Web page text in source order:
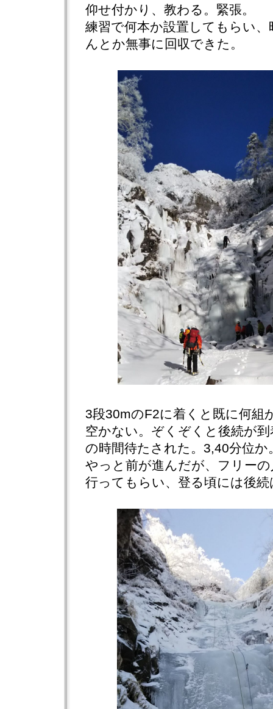
仰せ付かり、教わる。緊張。
練習で何本か設置してもらい
んとか無事に回収できた。
3段30mのF2に着くと既に何組
空かない。ぞくぞくと後続が
の時間待たされた。3,40分位か
やっと前が進んだが、フリー
行ってもらい、登る頃には後